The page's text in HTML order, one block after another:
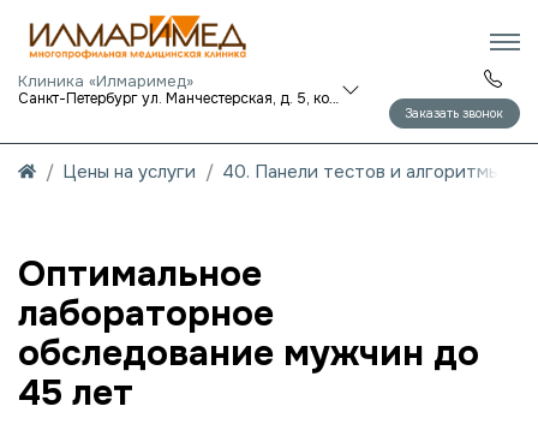
Клиника «Илмаримед»
Санкт-Петербург ул. Манчестерская, д. 5, корп. 1
Заказать звонок
Цены на услуги 40. Панели тестов и алгоритмы
Оптимальное
лабораторное
обследование мужчин до
45 лет